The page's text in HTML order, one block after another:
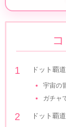
ドット覇
宇宙の
ガチャ
ドット覇